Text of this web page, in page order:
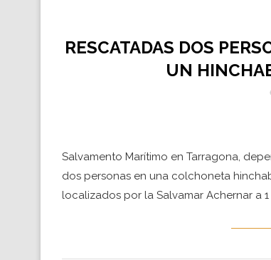
RESCATADAS DOS
UN
Salvamento Marítimo en Tarragona,
dos personas en una colchoneta
localizados por la Salvamar Achernar a